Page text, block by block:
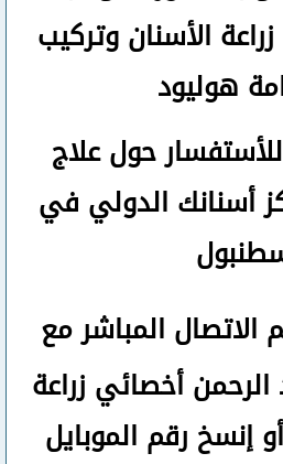
الأسنان وتركيب
هوليود
للأستفسار حول علاج
أسنانك الدولي في
الاتصال المباشر مع
أخصائي زراعة
إنسخ رقم الموبايل